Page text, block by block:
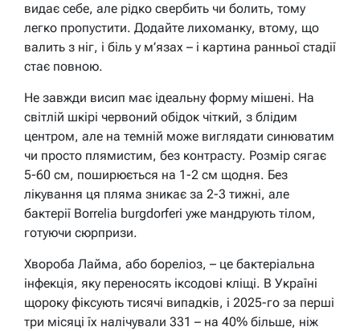
видає себе, але рідко свербить чи болить, тому
легко пропустити. Додайте лихоманку, втому, що
валить з ніг, і біль у м’язах – і картина ранньої стадії
стає повною.
Не завжди висип має ідеальну форму мішені. На
світлій шкірі червоний обідок чіткий, з блідим
центром, але на темній може виглядати синюватим
чи просто плямистим, без контрасту. Розмір сягає
5-60 см, поширюється на 1-2 см щодня. Без
лікування ця пляма зникає за 2-3 тижні, але
бактерії Borrelia burgdorferi уже мандрують тілом,
готуючи сюрпризи.
Хвороба Лайма, або бореліоз, – це бактеріальна
інфекція, яку переносять іксодові кліщі. В Україні
щороку фіксують тисячі випадків, і 2025-го за перші
три місяці їх налічували 331 – на 40% більше, ніж